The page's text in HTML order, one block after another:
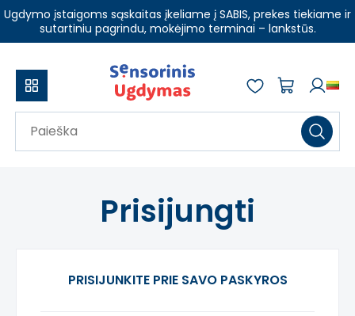
Ugdymo įstaigoms sąskaitas įkeliame į SABIS, prekes tiekiame ir
sutartiniu pagrindu, mokėjimo terminai – lankstūs.
Prisijungti
PRISIJUNKITE PRIE SAVO PASKYROS